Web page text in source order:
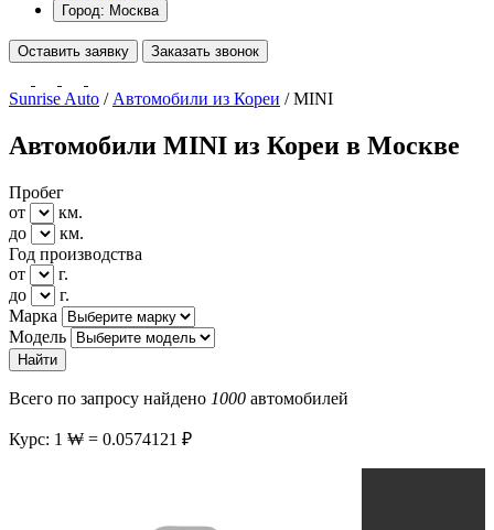
Город: Москва
Оставить заявку Заказать звонок
Sunrise Auto / Автомобили из Кореи / MINI
Автомобили MINI из Кореи в Москве
Пробег
от
км.
до
км.
Год производства
от
г.
до
г.
Марка
Модель
Найти
Всего по запросу найдено 1000 автомобилей
Курс: 1 ₩ = 0.0574121 ₽